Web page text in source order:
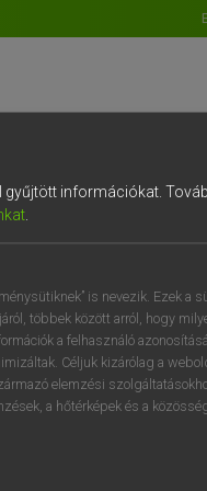
nagyszótár
gyűjtött információkat.
.
is nevezik. Ezek a
többek között arról, hogy
a felhasználó
Céljuk kizárólag a
elemzési
a hőtérképek és a
NL
4 5 6 7
r t z
f g h j k
c v b n